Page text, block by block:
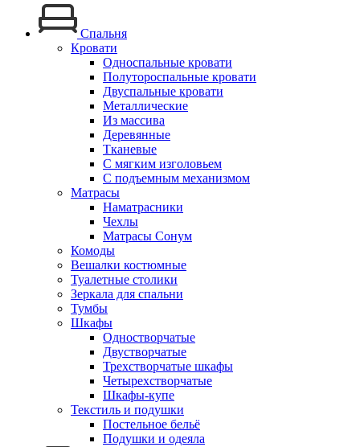
Спальня
Кровати
Односпальные кровати
Полутороспальные кровати
Двуспальные кровати
Металлические
Из массива
Деревянные
Тканевые
С мягким изголовьем
С подъемным механизмом
Матрасы
Наматрасники
Чехлы
Матрасы Сонум
Комоды
Вешалки костюмные
Туалетные столики
Зеркала для спальни
Тумбы
Шкафы
Одностворчатые
Двустворчатые
Трехстворчатые шкафы
Четырехстворчатые
Шкафы-купе
Текстиль и подушки
Постельное бельё
Подушки и одеяла